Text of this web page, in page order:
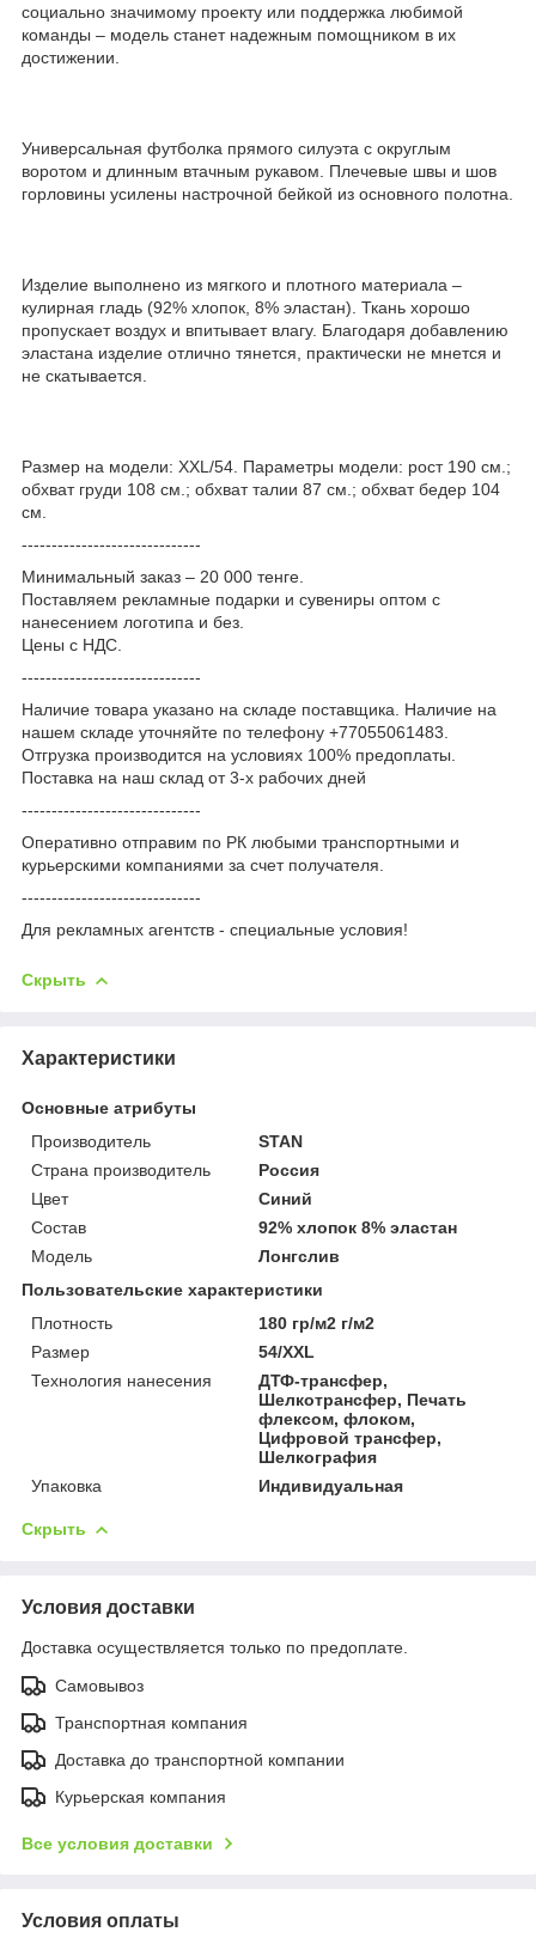
социально значимому проекту или поддержка любимой
команды – модель станет надежным помощником в их
достижении.
Универсальная футболка прямого силуэта с округлым
воротом и длинным втачным рукавом. Плечевые швы и шов
горловины усилены настрочной бейкой из основного полотна.
Изделие выполнено из мягкого и плотного материала –
кулирная гладь (92% хлопок, 8% эластан). Ткань хорошо
пропускает воздух и впитывает влагу. Благодаря добавлению
эластана изделие отлично тянется, практически не мнется и
не скатывается.
Размер на модели: XXL/54. Параметры модели: рост 190 см.;
обхват груди 108 см.; обхват талии 87 см.; обхват бедер 104
см.
------------------------------
Минимальный заказ – 20 000 тенге.
Поставляем рекламные подарки и сувениры оптом с
нанесением логотипа и без.
Цены с НДС.
------------------------------
Наличие товара указано на складе поставщика. Наличие на
нашем складе уточняйте по телефону +77055061483.
Отгрузка производится на условиях 100% предоплаты.
Поставка на наш склад от 3-x рабочих дней
------------------------------
Оперативно отправим по РК любыми транспортными и
курьерскими компаниями за счет получателя.
------------------------------
Для рекламных агентств - специальные условия!
Скрыть
Характеристики
Основные атрибуты
Производитель
STAN
Страна производитель
Россия
Цвет
Синий
Состав
92% хлопок 8% эластан
Мoдель
Лонгслив
Пользовательские характеристики
Плотность
180 гр/м2 г/м2
Размер
54/XXL
Технология нанесения
ДТФ-трансфер,
Шелкотрансфер, Печать
флексом, флоком,
Цифровой трансфер,
Шелкография
Упаковка
Индивидуальная
Скрыть
Условия доставки
Доставка осуществляется только по предоплате.
Самовывоз
Транспортная компания
Доставка до транспортной компании
Курьерская компания
Все условия доставки
Условия оплаты